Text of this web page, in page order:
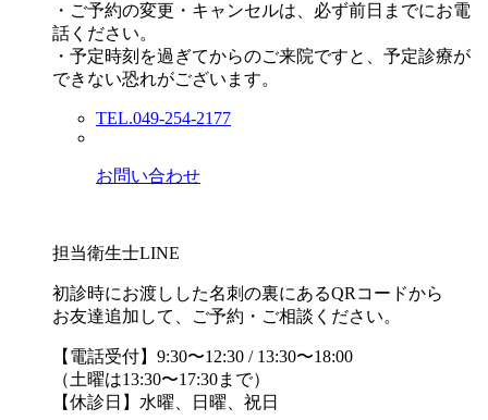
・ご予約の変更・キャンセルは、必ず前日までにお電
話ください。
・予定時刻を過ぎてからのご来院ですと、予定診療が
できない恐れがございます。
TEL.049-254-2177
お問い合わせ
担当衛生士LINE
初診時にお渡しした名刺の裏にあるQRコードから
お友達追加して、ご予約・ご相談ください。
【電話受付】9:30〜12:30 / 13:30〜18:00
（土曜は13:30〜17:30まで）
【休診日】水曜、日曜、祝日